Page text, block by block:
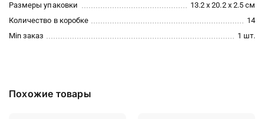
Размеры упаковки
13.2 x 20.2 x 2.5 см
Количество в коробке
14
Min заказ
1 шт.
Похожие товары